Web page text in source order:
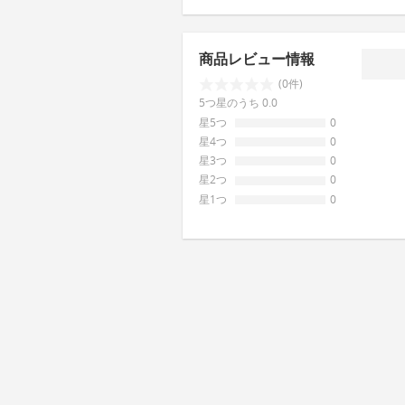
商品レビュー情報
(0件)
5つ星のうち 0.0
星5つ
0
星4つ
0
星3つ
0
星2つ
0
星1つ
0